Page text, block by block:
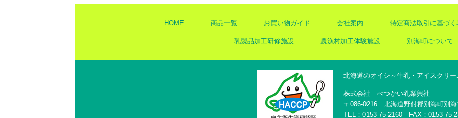
HOME 商品一覧 お買い物ガイド 会社案内 特定商法取引に基づく
乳製品加工研修施設 農漁村加工体験施設 別海町について
北海道のオイシ～牛乳・アイスクリ
株式会社 べつかい乳業興社
〒086-0216 北海道野付郡別海町別海
TEL：0153-75-2160 FAX：0153-75-